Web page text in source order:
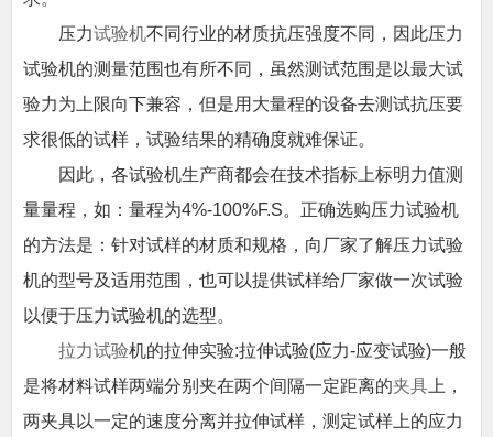
压力试验机不同行业的材质抗压强度不同，因此压力
试验机的测量范围也有所不同，虽然测试范围是以最大试
验力为上限向下兼容，但是用大量程的设备去测试抗压要
求很低的试样，试验结果的精确度就难保证。
因此，各试验机生产商都会在技术指标上标明力值测
量量程，如：量程为4%-100%F.S。正确选购压力试验机
的方法是：针对试样的材质和规格，向厂家了解压力试验
机的型号及适用范围，也可以提供试样给厂家做一次试验
以便于压力试验机的选型。
拉力试验机的拉伸实验:拉伸试验(应力-应变试验)一般
是将材料试样两端分别夹在两个间隔一定距离的夹具 上，
两夹具以一定的速度分离并拉伸试样，测定试样上的应力